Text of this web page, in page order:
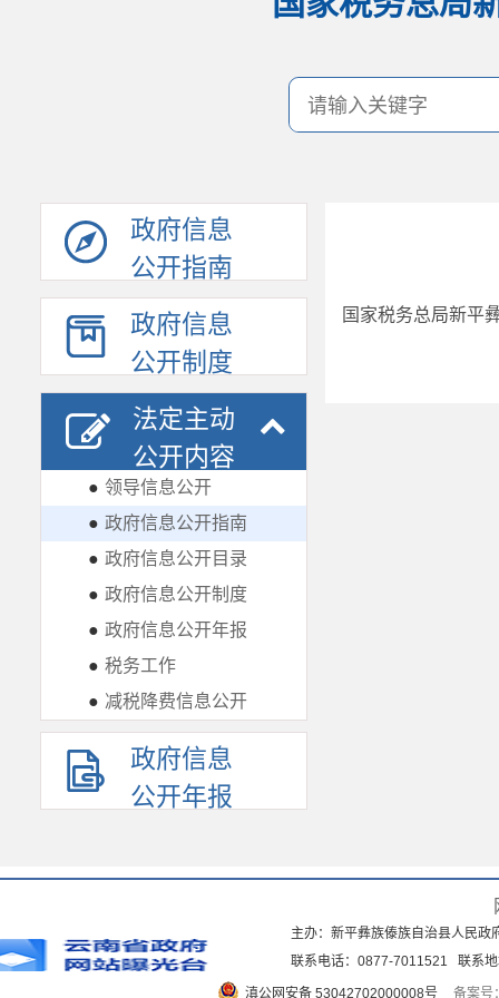
政府信息
公开指南
政府信息
公开制度
法定主动
公开内容
● 领导信息公开
● 政府信息公开指南
● 政府信息公开目录
● 政府信息公开制度
● 政府信息公开年报
● 税务工作
● 减税降费信息公开
政府信息
公开年报
国家税务总局新平
主办：新平彝族傣族自治县人民
联系电话：0877-7011521 联系
滇公网安备 53042702000008号 备案号